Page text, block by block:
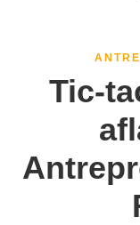
Tic-